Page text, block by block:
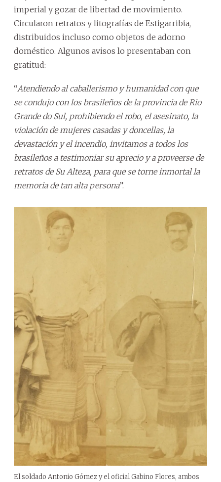
imperial y gozar de libertad de movimiento.
Circularon retratos y litografías de Estigarribia,
distribuidos incluso como objetos de adorno
doméstico. Algunos avisos lo presentaban con
gratitud:
“Atendiendo al caballerismo y humanidad con que
se condujo con los brasileños de la provincia de Rio
Grande do Sul, prohibiendo el robo, el asesinato, la
violación de mujeres casadas y doncellas, la
devastación y el incendio, invitamos a todos los
brasileños a testimoniar su aprecio y a proveerse de
retratos de Su Alteza, para que se torne inmortal la
memoria de tan alta persona”.
El soldado Antonio Gómez y el oficial Gabino Flores, ambos